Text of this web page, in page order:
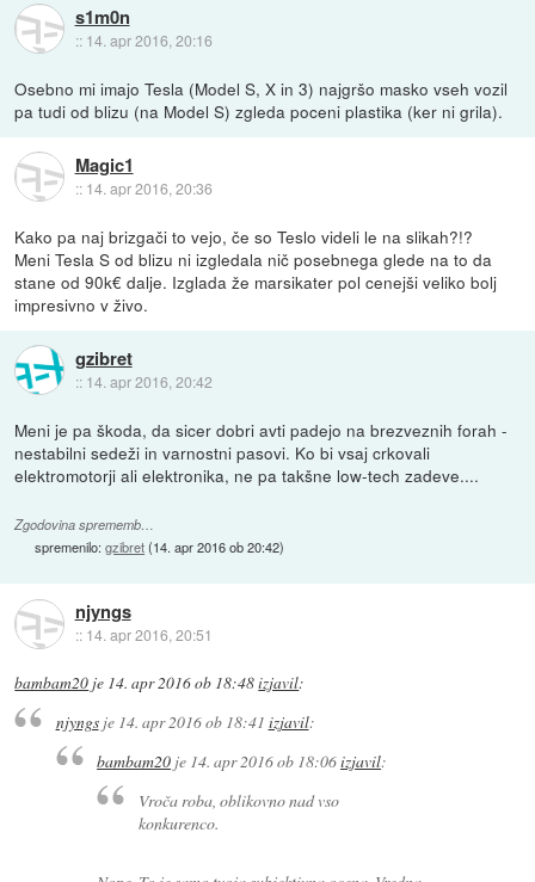
s1m0n
:: 14. apr 2016, 20:16
Osebno mi imajo Tesla (Model S, X in 3) najgršo masko vseh vozil
pa tudi od blizu (na Model S) zgleda poceni plastika (ker ni grila).
Magic1
:: 14. apr 2016, 20:36
Kako pa naj brizgači to vejo, če so Teslo videli le na slikah?!?
Meni Tesla S od blizu ni izgledala nič posebnega glede na to da
stane od 90k€ dalje. Izglada že marsikater pol cenejši veliko bolj
impresivno v živo.
gzibret
:: 14. apr 2016, 20:42
Meni je pa škoda, da sicer dobri avti padejo na brezveznih forah -
nestabilni sedeži in varnostni pasovi. Ko bi vsaj crkovali
elektromotorji ali elektronika, ne pa takšne low-tech zadeve....
Zgodovina sprememb…
spremenilo:gzibret(14. apr 2016 ob 20:42)
njyngs
:: 14. apr 2016, 20:51
bambam20 je 14. apr 2016 ob 18:48izjavil:
njyngsje 14. apr 2016 ob 18:41 izjavil:
bambam20 je 14. apr 2016 ob 18:06izjavil:
Vroča roba, oblikovno nad vso
konkurenco.